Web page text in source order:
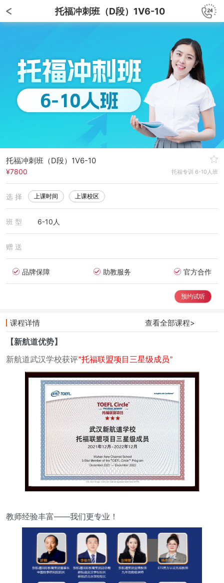
托福冲刺班（D段）1V6-10
托福冲刺班（D段）1V6-10
¥7800 托福专训 6-10人班
选 择 上课时间 上课校区
班 型 6-10人
赠 送
品牌保障 助教服务 官方合作
预约试听
课程详情 查看全部课程>
【新航道优势】
新航道武汉学校获评“托福联盟项目三星级成员”
教师经验丰富——我们更专业！